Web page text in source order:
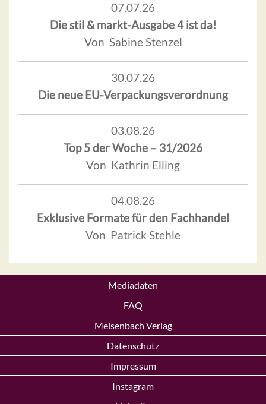
07.07.26
Die stil & markt-Ausgabe 4 ist da!
Von Sabine Stenzel
30.07.26
Die neue EU-Verpackungsverordnung
03.08.26
Top 5 der Woche – 31/2026
Von Kathrin Elling
04.08.26
Exklusive Formate für den Fachhandel
Von Patrick Stehle
Mediadaten
FAQ
Meisenbach Verlag
Datenschutz
Impressum
Instagram